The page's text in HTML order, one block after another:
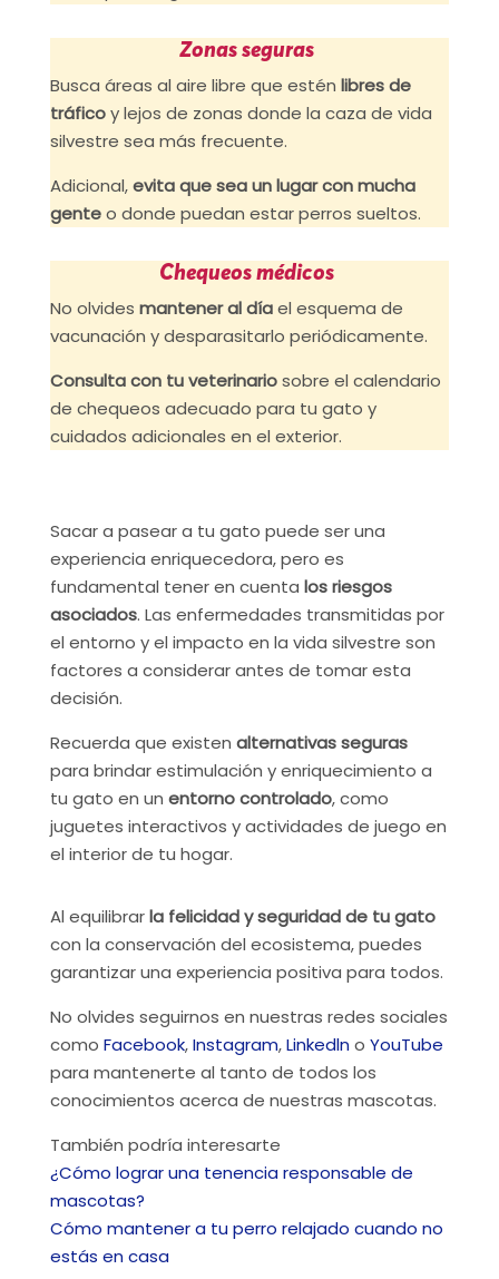
Zonas seguras
Busca áreas al aire libre que estén libres de
tráficoy lejos de zonas donde la caza de vida
silvestre sea más frecuente.
Adicional,evita que sea un lugar con mucha
genteo donde puedan estar perros sueltos.
Chequeos médicos
No olvides mantener al díael esquema de
vacunación y desparasitarlo periódicamente.
Consulta con tu veterinariosobre el calendario
de chequeos adecuado para tu gato y
cuidados adicionales en el exterior.
Sacar a pasear a tu gato puede ser una
experiencia enriquecedora, pero es
fundamental tener en cuenta los riesgos
asociados. Las enfermedades transmitidas por
el entorno y el impacto en la vida silvestre son
factores a considerar antes de tomar esta
decisión.
Recuerda que existen alternativas seguras
para brindar estimulación y enriquecimiento a
tu gato en un entorno controlado, como
juguetes interactivos y actividades de juego en
el interior de tu hogar.
Al equilibrarla felicidad y seguridad de tu gato
con la conservación del ecosistema, puedes
garantizar una experiencia positiva para todos.
No olvides seguirnos en nuestras redes sociales
como Facebook,Instagram,Linkedlno YouTube
para mantenerte al tanto de todos los
conocimientos acerca de nuestras mascotas.
También podría interesarte
¿Cómo lograr una tenencia responsable de
mascotas?
Cómo mantener a tu perro relajado cuando no
estás en casa